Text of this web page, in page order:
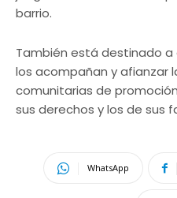
barrio.
También está destinado
los acompañan y afianzar
comunitarias de
sus derechos y los de sus
WhatsApp